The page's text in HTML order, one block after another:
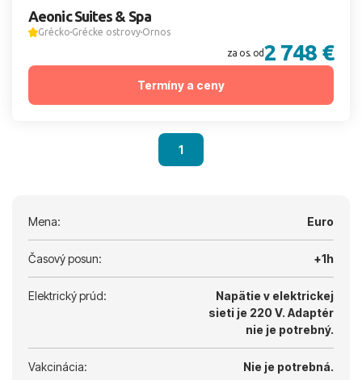
Aeonic Suites & Spa
Grécko Grécke ostrovy Ornos
za os. od2 748 €
Termíny a ceny
1
Mena: Euro
Časový posun: +1h
Elektrický prúd:
Napätie v elektrickej
sieti je 220 V. Adaptér
nie je potrebný.
Vakcinácia: Nie je potrebná.